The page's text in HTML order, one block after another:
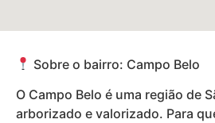
Sobre o bairro: Campo Belo
O Campo Belo é uma região de
arborizado e valorizado. Para